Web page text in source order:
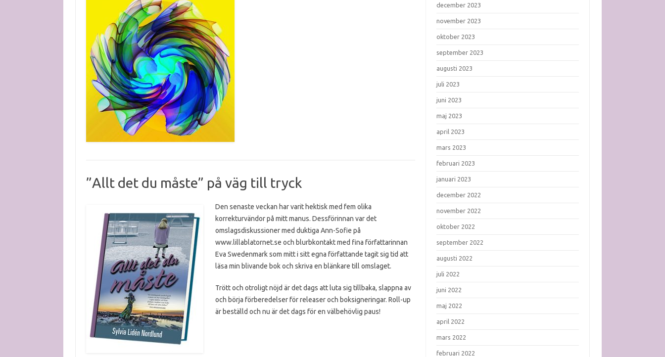
”Allt det du måste” på väg till tryck
Den senaste veckan har varit hektisk med fem olika
korrekturvändor på mitt manus. Dessförinnan var det
omslagsdiskussioner med duktiga Ann-Sofie på
www.lillablatornet.se och blurbkontakt med fina författarinnan
Eva Swedenmark som mitt i sitt egna författande tagit sig tid att
läsa min blivande bok och skriva en blänkare till omslaget.
Trött och otroligt nöjd är det dags att luta sig tillbaka, slappna av
och börja förberedelser för releaser och boksigneringar. Roll-up
är beställd och nu är det dags för en välbehövlig paus!
december 2023
november 2023
oktober 2023
september 2023
augusti 2023
juli 2023
juni 2023
maj 2023
april 2023
mars 2023
februari 2023
januari 2023
december 2022
november 2022
oktober 2022
september 2022
augusti 2022
juli 2022
juni 2022
maj 2022
april 2022
mars 2022
februari 2022